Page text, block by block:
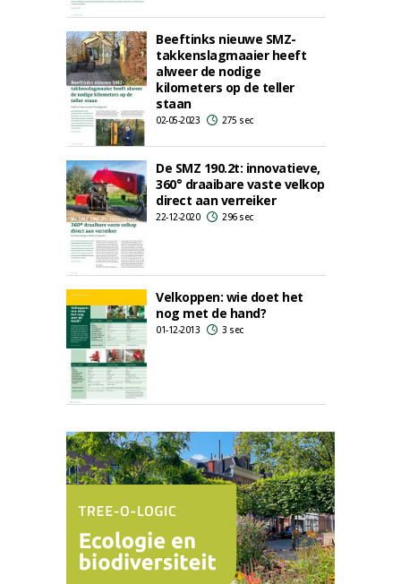
Beeftinks nieuwe SMZ-
takkenslagmaaier heeft
alweer de nodige
kilometers op de teller
staan
02-05-2023 275 sec
De SMZ 190.2t: innovatieve,
360° draaibare vaste velkop
direct aan verreiker
22-12-2020 296 sec
Velkoppen: wie doet het
nog met de hand?
01-12-2013 3 sec